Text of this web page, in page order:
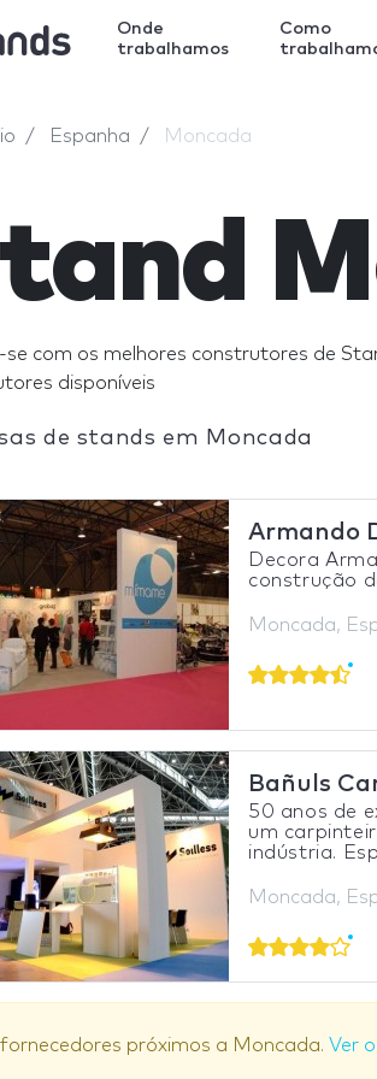
Onde
trabalhamos
Como
Espanha Moncada
se com os melhores construtores de
disponíveis
de stands em Moncada
Armando
Decora
construção
Moncada,
Bañuls
50 anos de
um
indústria.
Moncada,
próximos a Moncada. Ver